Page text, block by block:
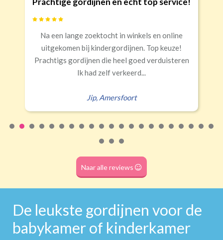
(wave plooi)
Roede
(tunnel)
(dubbele tunnel)
Half verduisterend Volledige verduisterend
€34,95 per stuk
in winkels en online
Top keuze!
heel goed verduisteren
Snelle levering, alles
Naar alle reviews
De leukste gordijnen voor de
babykamer of kinderkamer